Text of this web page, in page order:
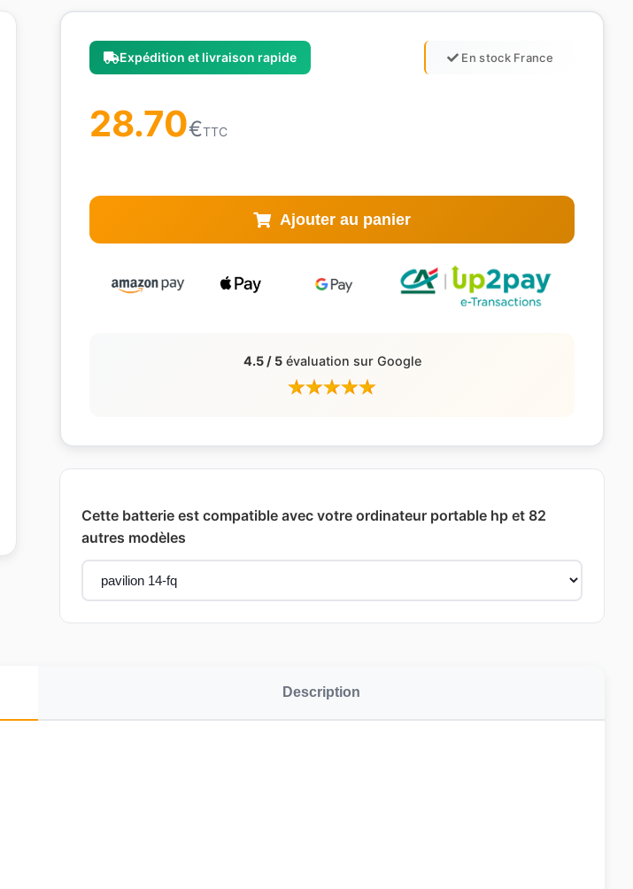
Expédition et livraison rapide En stock France
28.70€TTC
Ajouter au panier
4.5 / 5évaluation sur Google
Cette batterie est compatible avec votre ordinateur portable hp et 82
autres modèles
Description